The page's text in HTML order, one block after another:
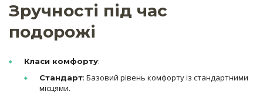
Зручності під час
подорожі
Класи комфорту:
Стандарт: Базовий рівень комфорту із стандартними
місцями.